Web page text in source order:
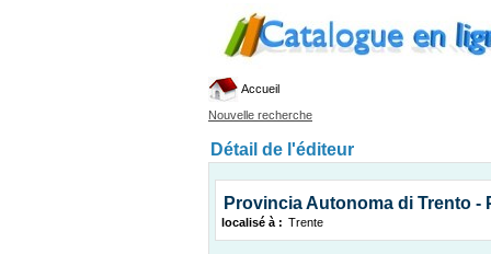
Accueil
Nouvelle recherche
Détail de l'éditeur
Provincia Autonoma di Trento
localisé à : Trente